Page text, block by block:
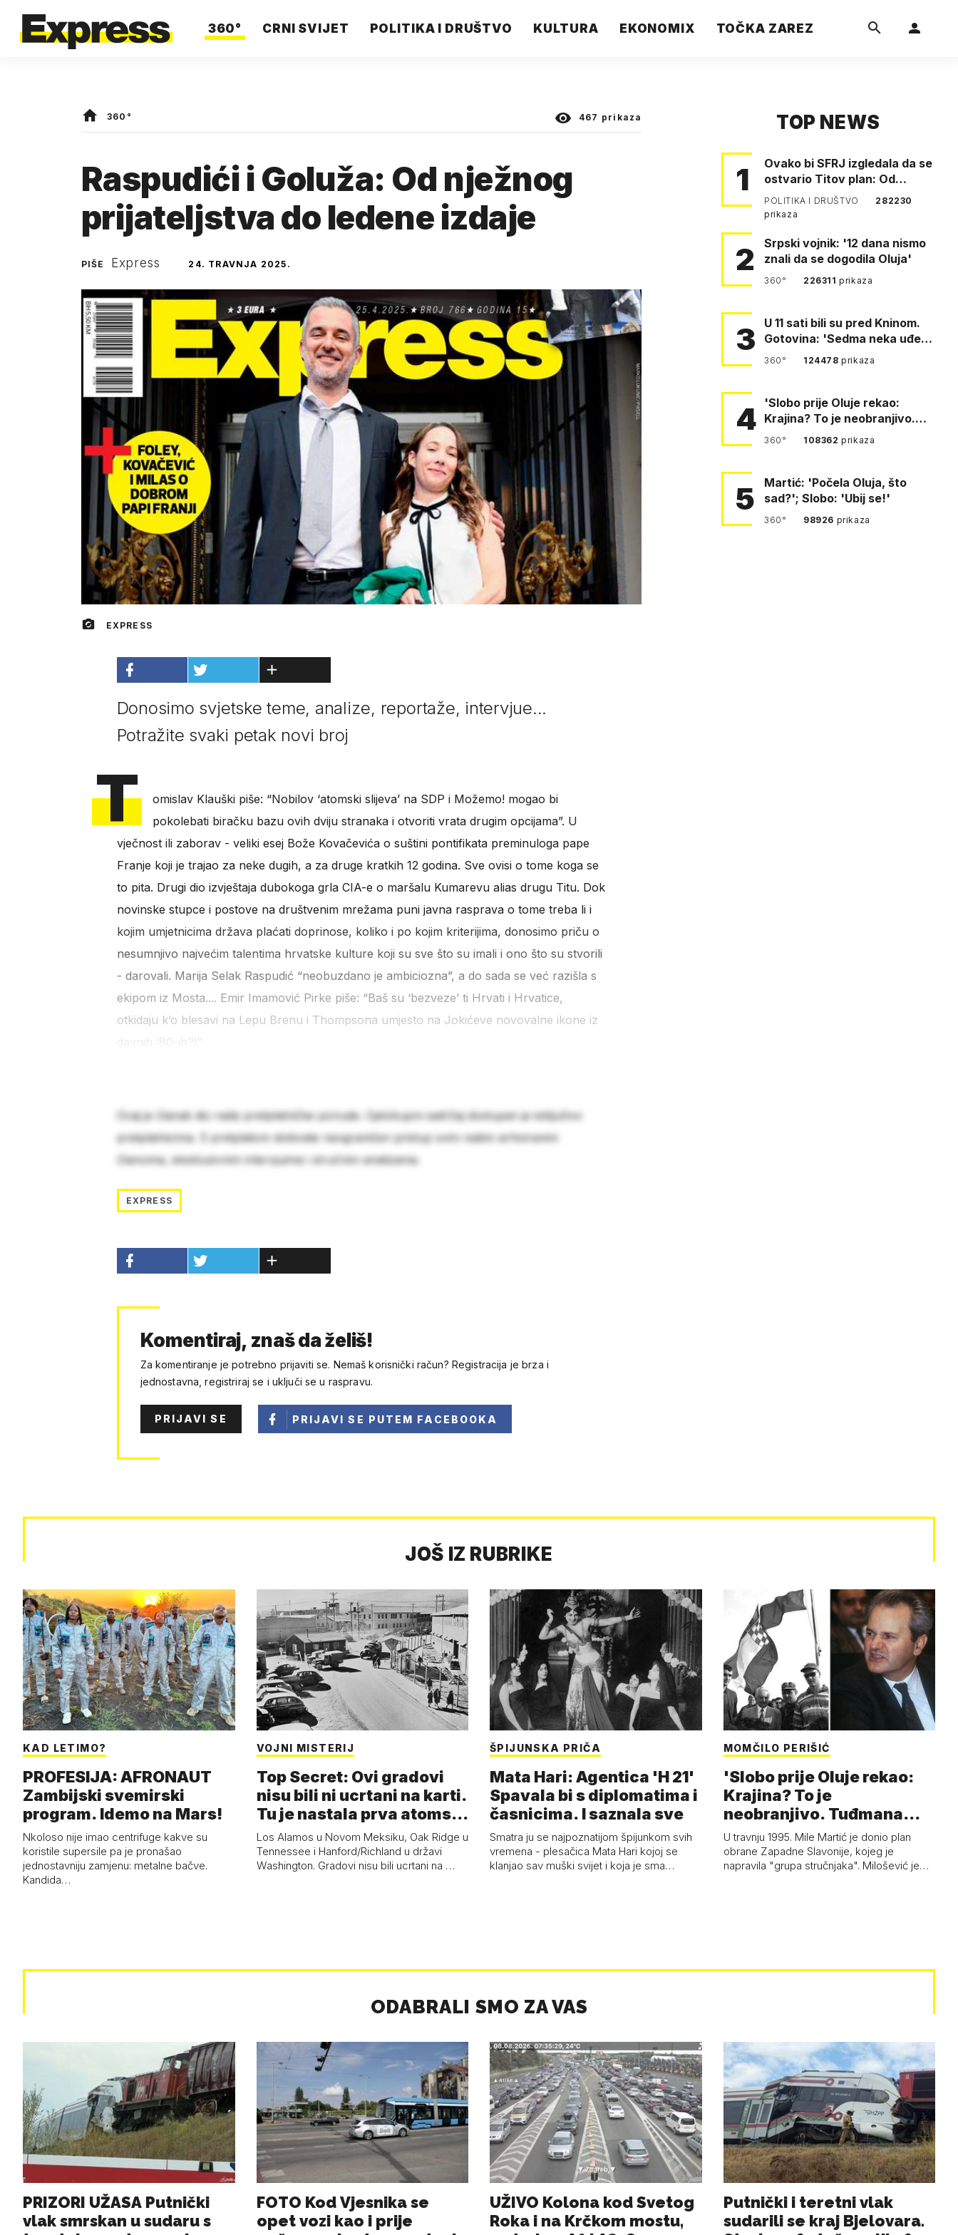
360° CRNI SVIJET POLITIKA I DRUŠTVO KULTURA EKONOMIX TOČKA ZAREZ
360° 467 prikaza
Raspudići i Goluža: Od nježnog
prijateljstva do ledene izdaje
PIŠE Express 24. TRAVNJA 2025.
EXPRESS
Donosimo svjetske teme, analize, reportaže, intervjue...
Potražite svaki petak novi broj
T
omislav Klauški piše: “Nobilov ‘atomski slijeva’ na SDP i Možemo! mogao bi
pokolebati biračku bazu ovih dviju stranaka i otvoriti vrata drugim opcijama”. U
vječnost ili zaborav - veliki esej Bože Kovačevića o suštini pontifikata preminuloga pape
Franje koji je trajao za neke dugih, a za druge kratkih 12 godina. Sve ovisi o tome koga se
to pita. Drugi dio izvještaja dubokoga grla CIA-e o maršalu Kumarevu alias drugu Titu. Dok
novinske stupce i postove na društvenim mrežama puni javna rasprava o tome treba li i
kojim umjetnicima država plaćati doprinose, koliko i po kojim kriterijima, donosimo priču o
nesumnjivo najvećim talentima hrvatske kulture koji su sve što su imali i ono što su stvorili
- darovali. Marija Selak Raspudić “neobuzdano je ambiciozna”, a do sada se već razišla s
ekipom iz Mosta.... Emir Imamović Pirke piše: “Baš su ‘bezveze’ ti Hrvati i Hrvatice,
otkidaju k’o blesavi na Lepu Brenu i Thompsona umjesto na Jokićeve novovalne ikone iz
davnih ‘80-ih?!”
Ovaj je članak dio naše pretplatničke ponude. Cjelokupni sadržaj dostupan je isključivo
pretplatnicima. S pretplatom dobivate neograničen pristup svim našim arhiviranim
člancima, ekskluzivnim intervjuima i stručnim analizama.
EXPRESS
Komentiraj, znaš da želiš!
Za komentiranje je potrebno prijaviti se. Nemaš korisnički račun? Registracija je brza i
jednostavna, registriraj se i uključi se u raspravu.
PRIJAVI SE PRIJAVI SE PUTEM FACEBOOKA
TOP NEWS
1
Ovako bi SFRJ izgledala da se
ostvario Titov plan: Od
Klagenfurta do Istanbula!
POLITIKA I DRUŠTVO
282230
prikaza
2
Srpski vojnik: '12 dana nismo
znali da se dogodila Oluja'
360° 226311prikaza
3
U 11 sati bili su pred Kninom.
Gotovina: 'Sedma neka uđe,
4. gardijska neka g…
360° 124478prikaza
4
'Slobo prije Oluje rekao:
Krajina? To je neobranjivo.
Tuđmana zvao Krivousti'
360° 108362prikaza
5
Martić: 'Počela Oluja, što
sad?'; Slobo: 'Ubij se!'
360° 98926 prikaza
JOŠ IZ RUBRIKE
KAD LETIMO?
PROFESIJA: AFRONAUT
Zambijski svemirski
program. Idemo na Mars!
Nkoloso nije imao centrifuge kakve su
koristile supersile pa je pronašao
jednostavniju zamjenu: metalne bačve.
Kandida…
VOJNI MISTERIJ
Top Secret: Ovi gradovi
nisu bili ni ucrtani na karti.
Tu je nastala prva atoms…
Los Alamos u Novom Meksiku, Oak Ridge u
Tennessee i Hanford/Richland u državi
Washington. Gradovi nisu bili ucrtani na …
ŠPIJUNSKA PRIČA
Mata Hari: Agentica 'H 21'
Spavala bi s diplomatima i
časnicima. I saznala sve
Smatra ju se najpoznatijom špijunkom svih
vremena - plesačica Mata Hari kojoj se
klanjao sav muški svijet i koja je sma…
MOMČILO PERIŠIĆ
'Slobo prije Oluje rekao:
Krajina? To je
neobranjivo. Tuđmana
zvao Krivousti'
U travnju 1995. Mile Martić je donio plan
obrane Zapadne Slavonije, kojeg je
napravila "grupa stručnjaka". Milošević je…